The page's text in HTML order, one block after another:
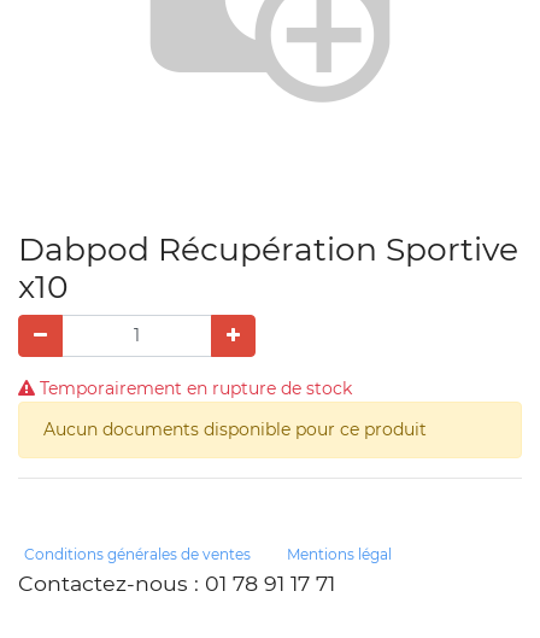
Dabpod Récupération Sportive
x10
Temporairement en rupture de stock
Aucun documents disponible pour ce produit
Conditions générales de ventes Mentions légal
Contactez-nous : 01 78 91 17 71